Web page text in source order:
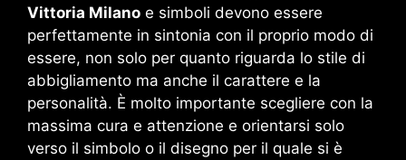
Vittoria Milano e simboli devono essere
perfettamente in sintonia con il proprio modo di
essere, non solo per quanto riguarda lo stile di
abbigliamento ma anche il carattere e la
personalità. È molto importante scegliere con la
massima cura e attenzione e orientarsi solo
verso il simbolo o il disegno per il quale si è